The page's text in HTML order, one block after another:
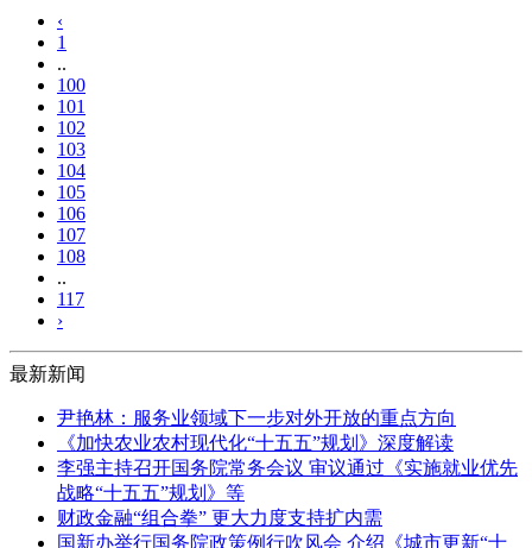
‹
1
..
100
101
102
103
104
105
106
107
108
..
117
›
最新新闻
尹艳林：服务业领域下一步对外开放的重点方向
《加快农业农村现代化“十五五”规划》深度解读
李强主持召开国务院常务会议 审议通过《实施就业优先
战略“十五五”规划》等
财政金融“组合拳” 更大力度支持扩内需
国新办举行国务院政策例行吹风会 介绍《城市更新“十